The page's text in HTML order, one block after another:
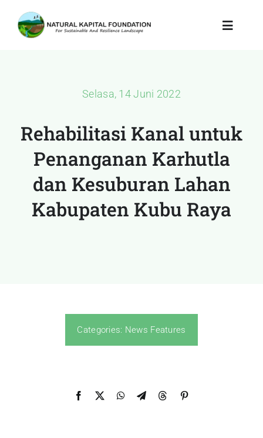
Toggle
Program Kami
Dampak &
Pustaka &
Selasa, 14 Juni 2022
Rehabilitasi Kanal untuk
Penanganan Karhutla
dan Kesuburan Lahan
Kabupaten Kubu Raya
Categories: News Features